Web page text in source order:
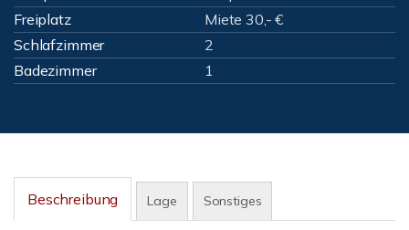
Freiplatz
Miete 30,- €
Schlafzimmer
2
Badezimmer
1
Beschreibung Lage Sonstiges